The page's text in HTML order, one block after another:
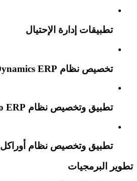
تطبيقات إدارة الإحتيال
تخصيص نظام MS Dynamics ERP
تطبيق وتخصيص نظام Odoo ERP
تطبيق وتخصيص نظام أوراكل NetSuite
تطوير البرمجيات